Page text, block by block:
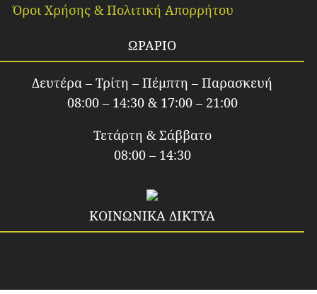
Όροι Χρήσης & Πολιτική Απορρήτου
ΩΡΑΡΙΟ
Δευτέρα – Τρίτη – Πέμπτη – Παρασκευή
08:00 – 14:30 & 17:00 – 21:00
Τετάρτη & Σάββατο
08:00 – 14:30
ΚΟΙΝΩΝΙΚΑ ΔΙΚΤΥΑ